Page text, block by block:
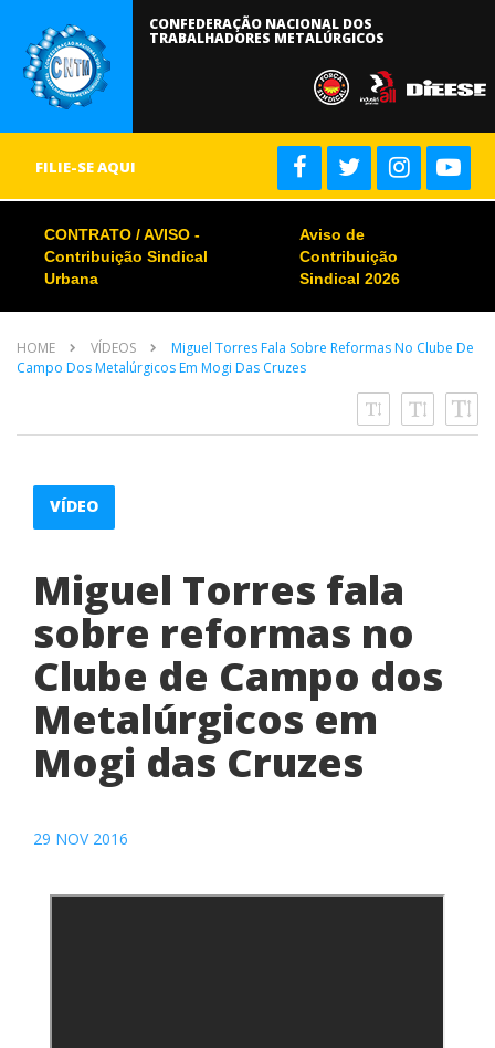
CONFEDERAÇÃO NACIONAL DOS
TRABALHADORES METALÚRGICOS
FILIE-SE AQUI
CONTRATO / AVISO -
Contribuição Sindical
Urbana
Aviso de
Contribuição
Sindical 2026
HOME VÍDEOS
Miguel Torres Fala Sobre Reformas No Clube De
Campo Dos Metalúrgicos Em Mogi Das Cruzes
VÍDEO
Miguel Torres fala
sobre reformas no
Clube de Campo dos
Metalúrgicos em
Mogi das Cruzes
29 NOV 2016